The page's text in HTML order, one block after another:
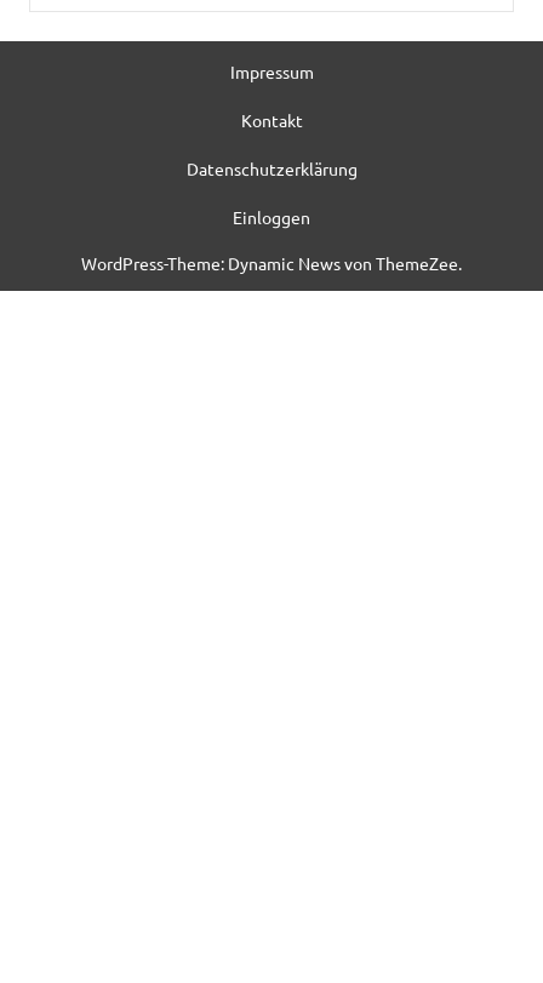
Impressum
Kontakt
Datenschutzerklärung
Einloggen
WordPress-Theme: Dynamic News von ThemeZee.